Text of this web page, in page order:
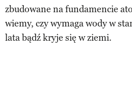
zbudowane na fundamencie
wiemy, czy wymaga wody w
lata bądź kryje się w ziemi.